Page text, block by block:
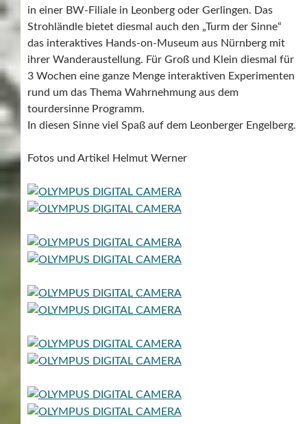
in einer BW-Filiale in Leonberg oder Gerlingen. Das
Strohländle bietet diesmal auch den „Turm der Sinne“
das interaktives Hands-on-Museum aus Nürnberg mit
ihrer Wanderaustellung. Für Groß und Klein diesmal für
3 Wochen eine ganze Menge interaktiven Experimenten
rund um das Thema Wahrnehmung aus dem
tourdersinne Programm.
In diesen Sinne viel Spaß auf dem Leonberger Engelberg.
Fotos und Artikel Helmut Werner